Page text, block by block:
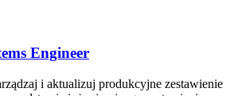
Engineer
i aktualizuj produkcyjne zestawienie